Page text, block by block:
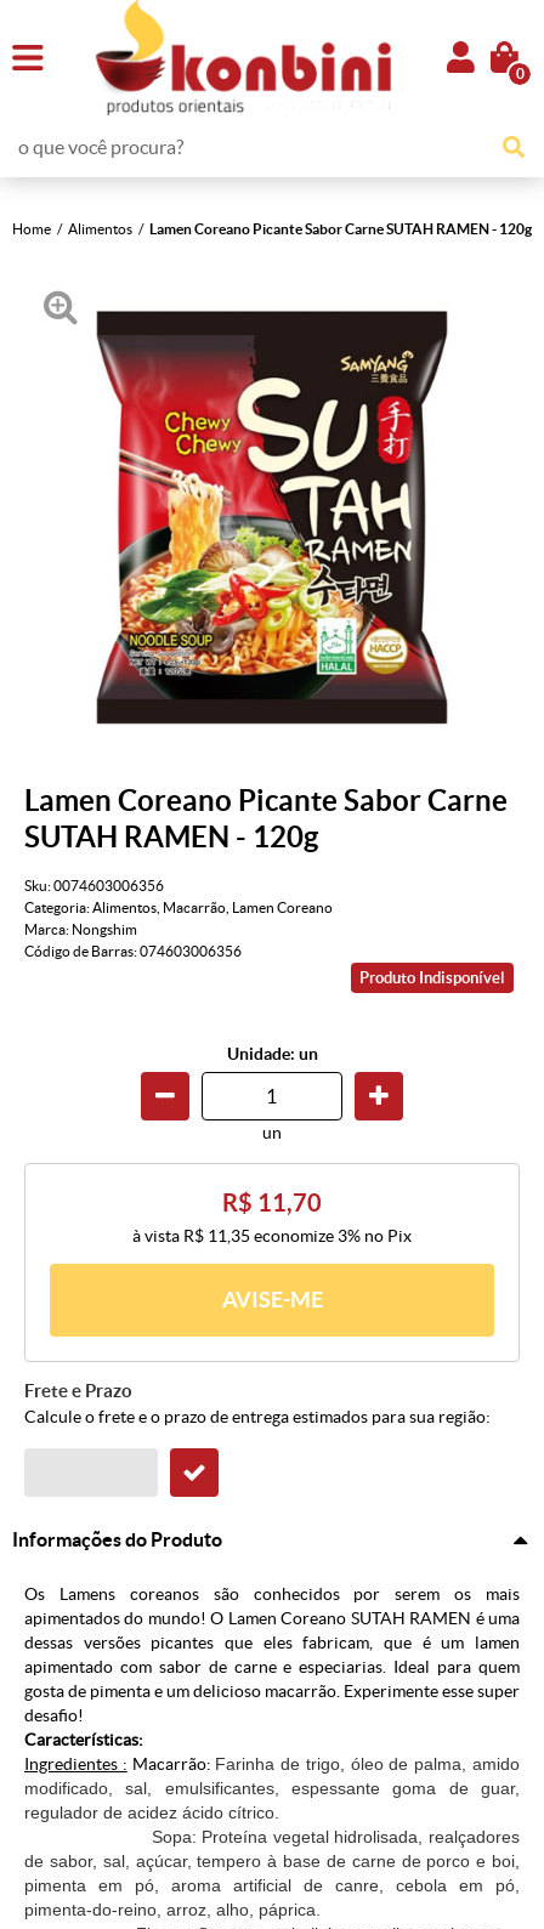
0
Home Alimentos Lamen Coreano Picante Sabor Carne SUTAH RAMEN - 120g
Lamen Coreano Picante Sabor Carne
SUTAH RAMEN - 120g
Sku:0074603006356
Categoria:Alimentos Macarrão
Lamen Coreano
Marca: Nongshim
Código de Barras:074603006356
Produto Indisponível
Unidade: un
un
R$ 11,70
à vista R$ 11,35 economize 3% no Pix
AVISE-ME
Frete e Prazo
Calcule o frete e o prazo de entrega estimados para sua região:
Informações do Produto
Os Lamens coreanos são conhecidos por serem os mais
apimentados do mundo! O Lamen Coreano SUTAH RAMEN é uma
dessas versões picantes que eles fabricam, que é um lamen
apimentado com sabor de carne e especiarias. Ideal para quem
gosta de pimenta e um delicioso macarrão. Experimente esse super
desafio!
Características:
Ingredientes : Macarrão: Farinha de trigo, óleo de palma, amido
modificado, sal, emulsificantes, espessante goma de guar,
regulador de acidez ácido cítrico.
Sopa: Proteína vegetal hidrolisada, realçadores
de sabor, sal, açúcar, tempero à base de carne de porco e boi,
pimenta em pó, aroma artificial de canre, cebola em pó,
pimenta-do-reino, arroz, alho, páprica.